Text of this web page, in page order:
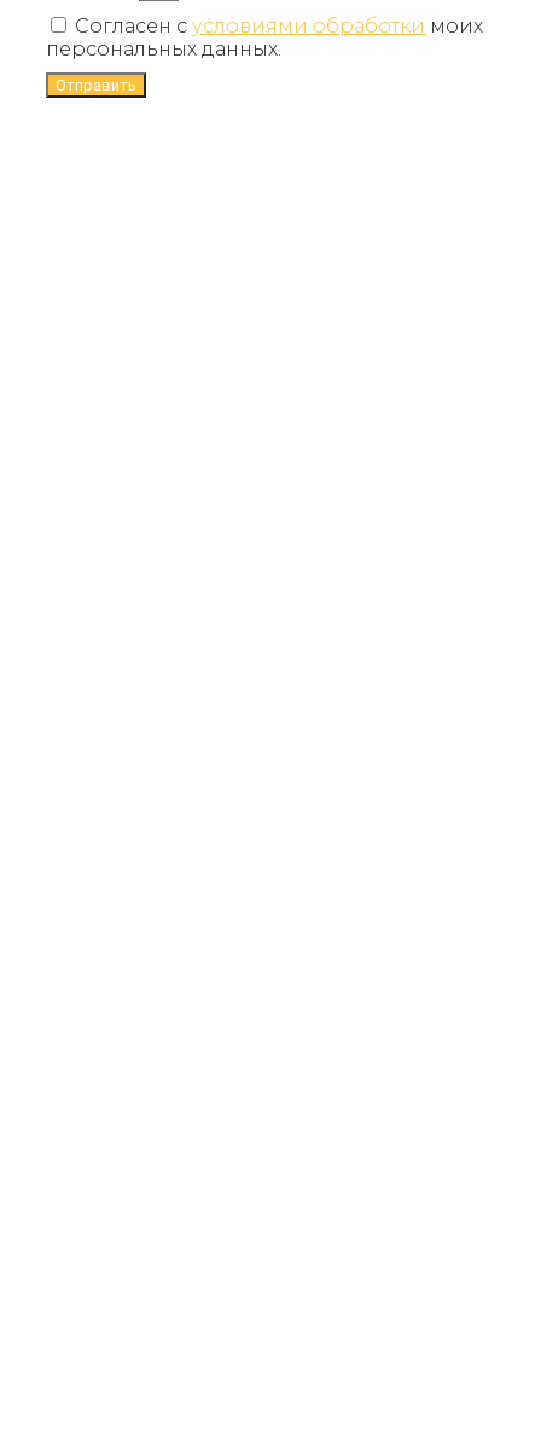
Согласен с условиями обработки моих
персональных данных.
Отправить